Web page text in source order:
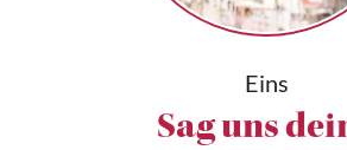
Eins
Sag uns